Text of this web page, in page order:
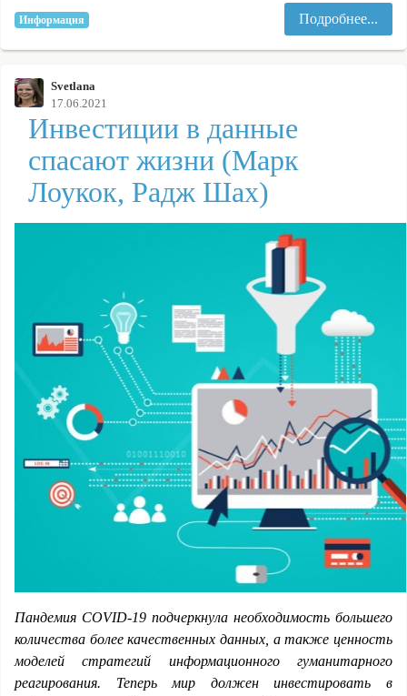
Информация Подробнее...
Svetlana
17.06.2021
Инвестиции в данные
спасают жизни (Марк
Лоукок, Радж Шах)
Пандемия COVID-19 подчеркнула необходимость большего
количества более качественных данных, а также ценность
моделей стратегий информационного гуманитарного
реагирования. Теперь мир должен инвестировать в